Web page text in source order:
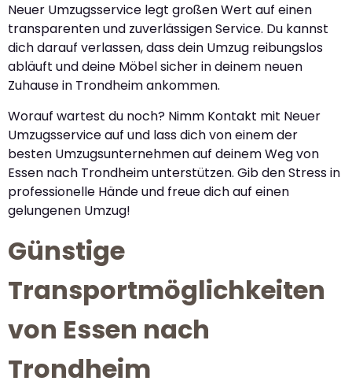
Neuer Umzugsservice legt großen Wert auf einen
transparenten und zuverlässigen Service. Du kannst
dich darauf verlassen, dass dein Umzug reibungslos
abläuft und deine Möbel sicher in deinem neuen
Zuhause in Trondheim ankommen.
Worauf wartest du noch? Nimm Kontakt mit Neuer
Umzugsservice auf und lass dich von einem der
besten Umzugsunternehmen auf deinem Weg von
Essen nach Trondheim unterstützen. Gib den Stress in
professionelle Hände und freue dich auf einen
gelungenen Umzug!
Günstige
Transportmöglichkeiten
von Essen nach
Trondheim